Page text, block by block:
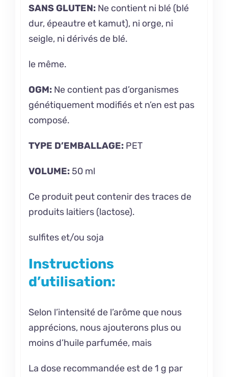
SANS GLUTEN:Ne contient ni blé (blé
dur, épeautre et kamut), ni orge, ni
seigle, ni dérivés de blé.
le même.
OGM:Ne contient pas d’organismes
génétiquement modifiés et n’en est pas
composé.
TYPE D’EMBALLAGE:PET
VOLUME:50 ml
Ce produit peut contenir des traces de
produits laitiers (lactose).
sulfites et/ou soja
Instructions
d’utilisation:
Selon l’intensité de l’arôme que nous
apprécions, nous ajouterons plus ou
moins d’huile parfumée, mais
La dose recommandée est de 1 g par